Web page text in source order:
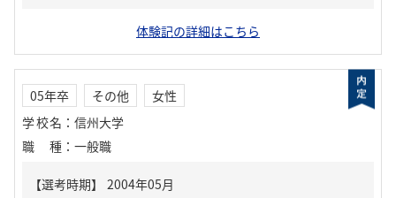
体験記の詳細はこちら
05年卒 その他
女性
学校名 ： 信州大学
職種 ： 一般職